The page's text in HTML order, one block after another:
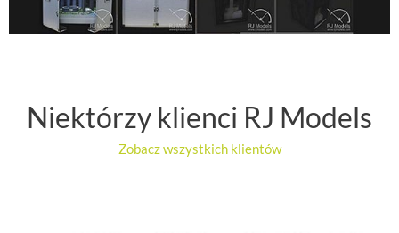
Niektórzy klienci RJ Models
Zobacz wszystkich klientów